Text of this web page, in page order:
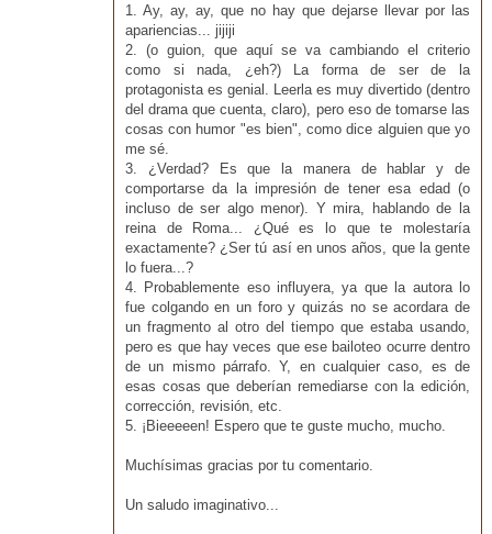
1. Ay, ay, ay, que no hay que dejarse llevar por las
apariencias... jijiji
2. (o guion, que aquí se va cambiando el criterio
como si nada, ¿eh?) La forma de ser de la
protagonista es genial. Leerla es muy divertido (dentro
del drama que cuenta, claro), pero eso de tomarse las
cosas con humor "es bien", como dice alguien que yo
me sé.
3. ¿Verdad? Es que la manera de hablar y de
comportarse da la impresión de tener esa edad (o
incluso de ser algo menor). Y mira, hablando de la
reina de Roma... ¿Qué es lo que te molestaría
exactamente? ¿Ser tú así en unos años, que la gente
lo fuera...?
4. Probablemente eso influyera, ya que la autora lo
fue colgando en un foro y quizás no se acordara de
un fragmento al otro del tiempo que estaba usando,
pero es que hay veces que ese bailoteo ocurre dentro
de un mismo párrafo. Y, en cualquier caso, es de
esas cosas que deberían remediarse con la edición,
corrección, revisión, etc.
5. ¡Bieeeeen! Espero que te guste mucho, mucho.
Muchísimas gracias por tu comentario.
Un saludo imaginativo...